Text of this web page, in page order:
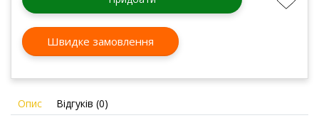
Швидке замовлення
Опис Відгуків (0)